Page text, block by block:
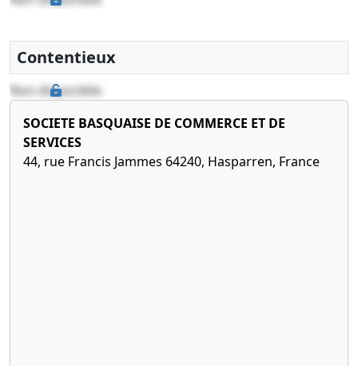
12-
2003
seing
privé,
verbal
Contentieux
Non disponible
SOCIETE BASQUAISE DE COMMERCE ET DE
SERVICES
44, rue Francis Jammes 64240, Hasparren, France